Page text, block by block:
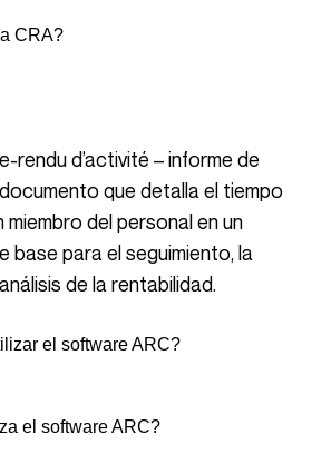
CRA?
que detalla el tiempo
del personal en un
base para el seguimiento, la
de la rentabilidad.
el software ARC?
el software ARC?